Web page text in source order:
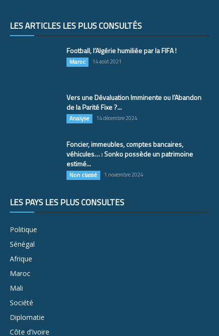
LES ARTICLES LES PLUS CONSULTÉS
Football, l’Algérie humiliée par la FIFA !
Maroc 14 août 2021
Vers une Dévaluation Imminente ou l’Abandon
de la Parité Fixe ?...
Analyse 14 décembre 2024
Foncier, immeubles, comptes bancaires,
véhicules… : Sonko possède un patrimoine
estimé...
Non classé 1 novembre 2024
LES PAYS LES PLUS CONSULTÉS
Politique
Sénégal
Afrique
Maroc
Mali
Société
Diplomatie
Côte d’Ivoire